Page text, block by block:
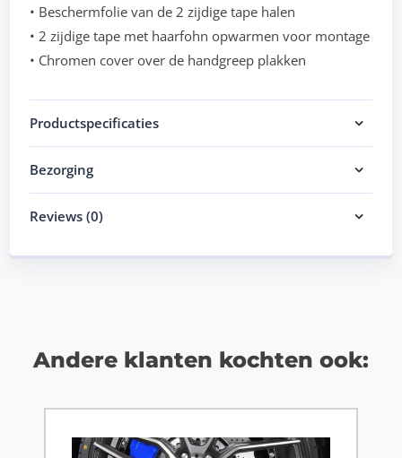
• Beschermfolie van de 2 zijdige tape halen
• 2 zijdige tape met haarfohn opwarmen voor montage
• Chromen cover over de handgreep plakken
Productspecificaties
Bezorging
Reviews (0)
Andere klanten kochten ook: